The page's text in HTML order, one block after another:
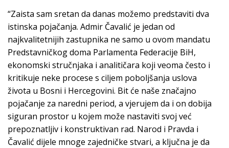
“Zaista sam sretan da danas možemo predstaviti dva
istinska pojačanja. Admir Čavalić je jedan od
najkvalitetnijih zastupnika ne samo u ovom mandatu
Predstavničkog doma Parlamenta Federacije BiH,
ekonomski stručnjaka i analitičara koji veoma često i
kritikuje neke procese s ciljem poboljšanja uslova
života u Bosni i Hercegovini. Bit će naše značajno
pojačanje za naredni period, a vjerujem da i on dobija
siguran prostor u kojem može nastaviti svoj već
prepoznatljiv i konstruktivan rad. Narod i Pravda i
Čavalić dijele mnoge zajedničke stvari, a ključna je da